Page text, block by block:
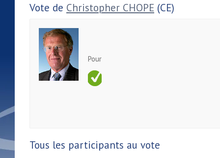
Vote de Christopher CHOPE (CE)
Pour
Tous les participants au vote